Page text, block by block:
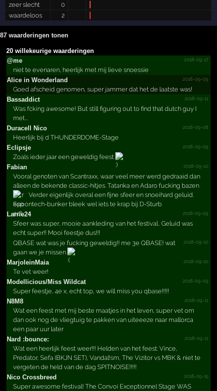
zeer slecht
0
waardeloos
2
87 waarderingen tonen
20 willekeurige waarderingen
@me
2018-09-17
niet te evenaren, heerlijk met mij lieve snoessie
Alice in Wonderland
2018-09-09
Goed afscheid genomen, super jammer dat het de laatste was!
Bassaddict
2018-09-11
Was fcking awesome! But still figuring out to find that dutch guy I
met...
Duracell Nico
2018-09-08
Heerlijk bij d THUNDERDOME-Stage
Eclipsje
2018-09-09
Zoals ieder jaar een geweldig feest
Fabian
2018-09-10
Vooral genoten van Scantraxx, waar veel meer werd gedraaid dan
alleen de bekende classic-hitjes. Tatanka en Adaro fucking bazen
Verder eigenlijk overal een fijne sfeer en snoeihard geluid.
Spoontech-bunker bleek wel iets te krap bij D-Sturb
Larrie24
2018-09-09
Sfeer was super.. mooie aankleding van het festival.. Geluid was
echt super!! Mooi feestje dus!!!
2018-09-10
QBASE wat was je fucking geweldig!! me 3e QBASE! wat
gaan we je missen
Marjol­einMai­a
2018-09-10
Te vet weer!
Modell­icious­/­Miss Wildcat
2018-09-09
Super feestje, 4e x, echt top, we will miss you qbase!!!!!
N8M8
2018-09-11
Wat een feest met mij beste maatjes in het leven, super vet om
dan ook nog de vliegtuig te pakken van uiteeeze naar mallorca
een paar uur later
Nard :bounce:
2018-09-11
Wat een heerlijk feest weer!!! Helden van het feest: Vince,
Predator, Sefa (BKJN SET), Vandal!sm, The Vizitor vs MBK & niet te
vergeten de held van de dag SPITNOISE!!!!!
Nico Crossbreed
2018-09-15
Super awesome festival! The Convoi Exceptionnel Stage WAS